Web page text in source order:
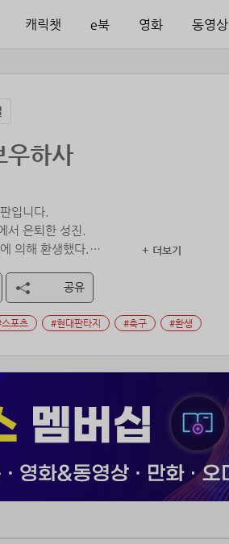
캐릭챗 e북 영화 동영상
우하사
입니다.
서 은퇴한 성진.
의해 환생했다.
접 키우는 거야!”
티브)’를 얻었습니다.]
진의 프리미어리그 정복!
+ 더보기
공유
포츠 #현대판타지 #축구 #환생